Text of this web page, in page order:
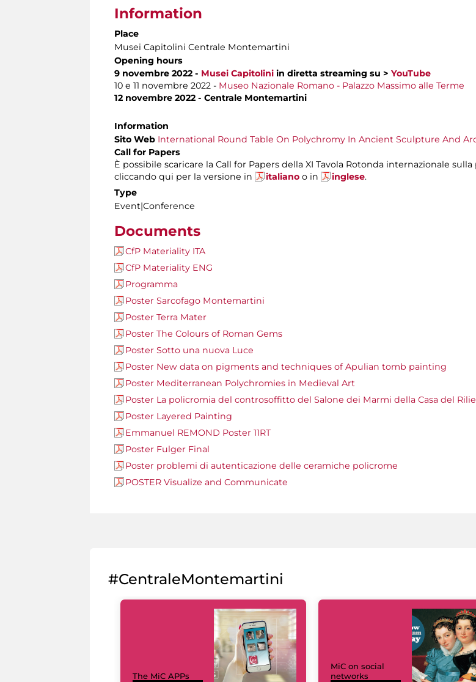
Information
Place
Musei Capitolini Centrale Montemartini
Opening hours
9 novembre 2022 - Musei Capitolini in diretta streaming su > YouTube
10 e 11 novembre 2022 - Museo Nazionale Romano - Palazzo Massimo alle Terme
12 novembre 2022 - Centrale Montemartini
Information
Sito Web International Round Table On Polychromy In Ancient Sculpture And
Call for Papers
È possibile scaricare la Call for Papers della XI Tavola Rotonda internazionale
cliccando qui per la versione in
italiano o in inglese.
Type
Event|Conference
Documents
CfP Materiality ITA
CfP Materiality ENG
Programma
Poster Sarcofago Montemartini
Poster Terra Mater
Poster The Colours of Roman Gems
Poster Sotto una nuova Luce
Poster New data on pigments and techniques of Apulian tomb painting
Poster Mediterranean Polychromies in Medieval Art
Poster La policromia del controsoffitto del Salone dei Marmi della Casa del
Poster Layered Painting
Emmanuel REMOND Poster 11RT
Poster Fulger Final
Poster problemi di autenticazione delle ceramiche policrome
POSTER Visualize and Communicate
#CentraleMontemartini
The MiC APPs
MiC on social
networks